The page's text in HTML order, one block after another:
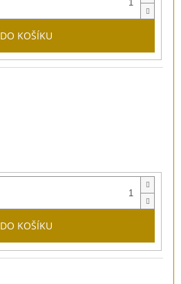
DO KOŠÍKU
DO KOŠÍKU